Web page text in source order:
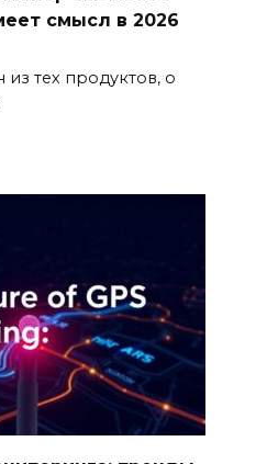
смысл в 2026
из тех продуктов, о